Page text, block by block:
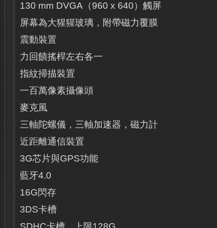
130 mm DVGA（960 x 640）觸屏
屏幕為大猩猩玻璃，附帶磁力覆膜
震動裝置
力回饋搖桿左右各一
指紋掃描裝置
一百萬像素攝像頭
麥克風
三軸陀螺儀，三軸加速器，磁力計
近距離通信裝置
3G芯片與GPS功能
藍牙4.0
16G閃存
3DS卡槽